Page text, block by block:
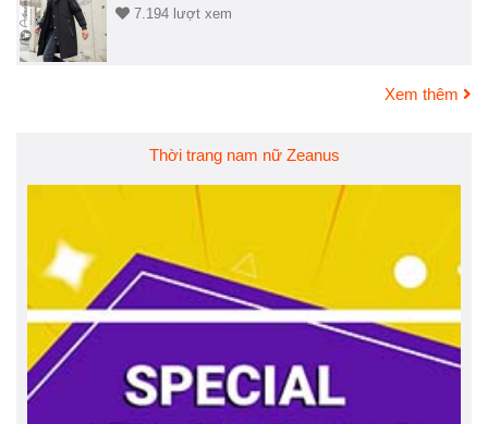
7.194 lượt xem
Xem thêm
Thời trang nam nữ Zeanus